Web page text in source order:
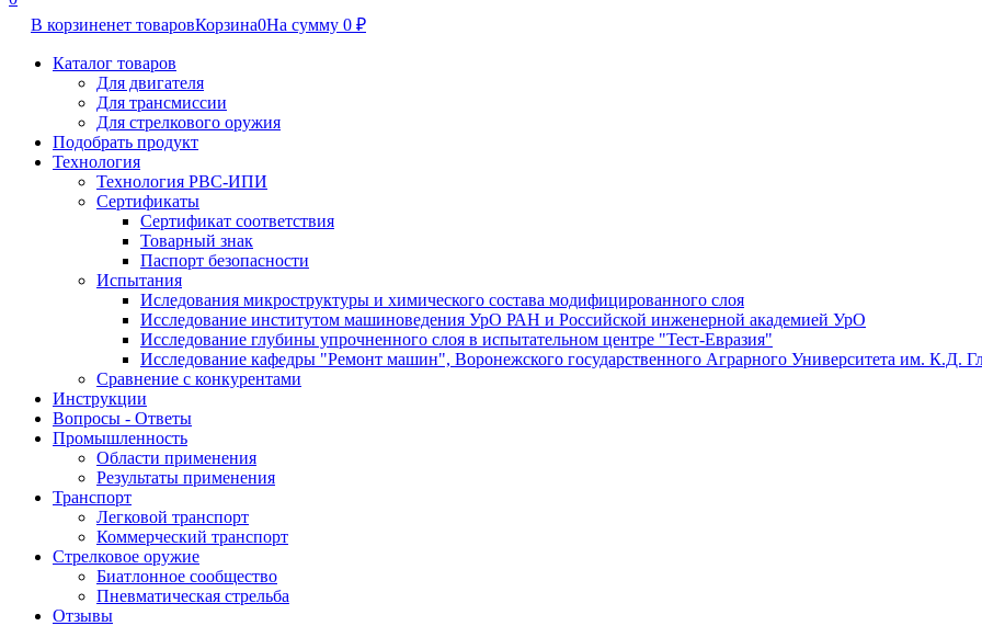
В корзиненет товаровКорзина0На сумму 0 ₽
Каталог товаров
Для двигателя
Для трансмиссии
Для стрелкового оружия
Подобрать продукт
Технология
Технология РВС-ИПИ
Сертификаты
Сертификат соответствия
Товарный знак
Паспорт безопасности
Испытания
Иследования микроструктуры и химического состава модифицированного слоя
Исследование институтом машиноведения УрО РАН и Российской инженерной академией УрО
Исследование глубины упрочненного слоя в испытательном центре "Тест-Евразия"
Исследование кафедры "Ремонт машин", Воронежского государственного Аграрного Университета им. К.Д.
Сравнение с конкурентами
Инструкции
Вопросы - Ответы
Промышленность
Области применения
Результаты применения
Транспорт
Легковой транспорт
Коммерческий транспорт
Стрелковое оружие
Биатлонное сообщество
Пневматическая стрельба
Отзывы